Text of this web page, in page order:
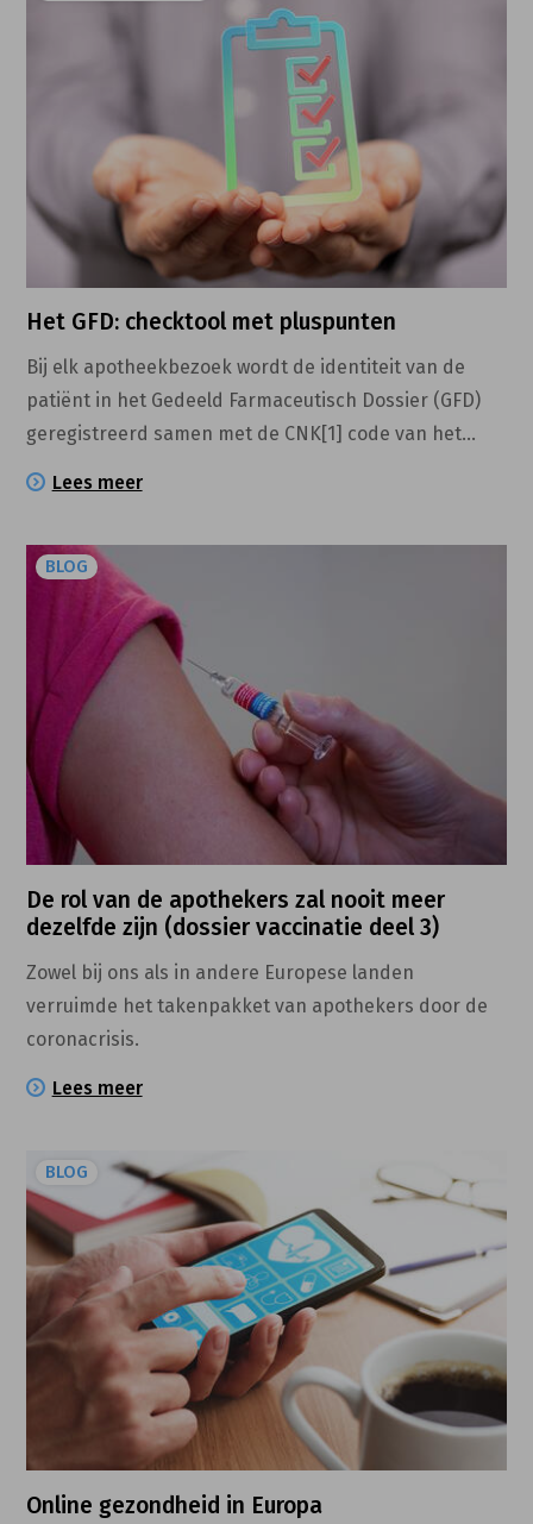
Het GFD: checktool met pluspunten
Bij elk apotheekbezoek wordt de identiteit van de
patiënt in het Gedeeld Farmaceutisch Dossier (GFD)
geregistreerd samen met de CNK[1] code van het
afgeleverde geneesmiddel, de afleveringsdatum, de
Lees meer
BLOG
De rol van de apothekers zal nooit meer
dezelfde zijn (dossier vaccinatie deel 3)
Zowel bij ons als in andere Europese landen
verruimde het takenpakket van apothekers door de
coronacrisis.
Lees meer
BLOG
Online gezondheid in Europa